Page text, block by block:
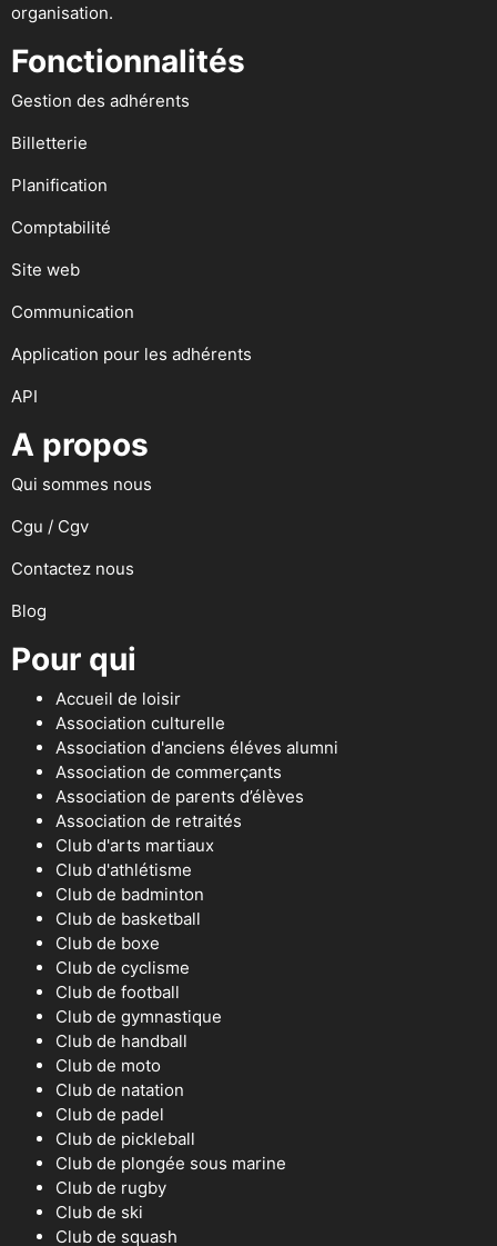
organisation.
Fonctionnalités
Gestion des adhérents
Billetterie
Planification
Comptabilité
Site web
Communication
Application pour les adhérents
API
A propos
Qui sommes nous
Cgu / Cgv
Contactez nous
Blog
Pour qui
Accueil de loisir
Association culturelle
Association d'anciens éléves alumni
Association de commerçants
Association de parents d’élèves
Association de retraités
Club d'arts martiaux
Club d'athlétisme
Club de badminton
Club de basketball
Club de boxe
Club de cyclisme
Club de football
Club de gymnastique
Club de handball
Club de moto
Club de natation
Club de padel
Club de pickleball
Club de plongée sous marine
Club de rugby
Club de ski
Club de squash